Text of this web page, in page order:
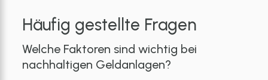
Häufig gestellte Fragen
Welche Faktoren sind wichtig bei
nachhaltigen Geldanlagen?